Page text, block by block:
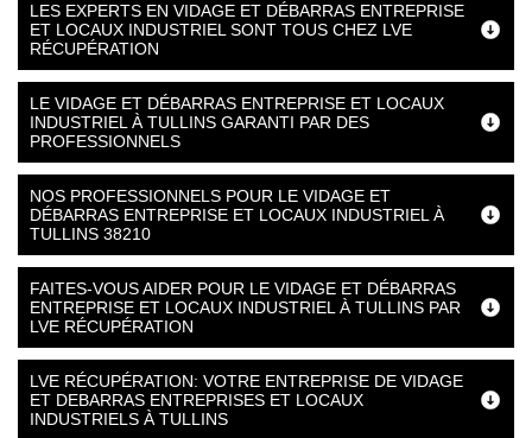
LES EXPERTS EN VIDAGE ET DÉBARRAS ENTREPRISE
ET LOCAUX INDUSTRIEL SONT TOUS CHEZ LVE
RÉCUPÉRATION
LE VIDAGE ET DÉBARRAS ENTREPRISE ET LOCAUX
INDUSTRIEL À TULLINS GARANTI PAR DES
PROFESSIONNELS
NOS PROFESSIONNELS POUR LE VIDAGE ET
DÉBARRAS ENTREPRISE ET LOCAUX INDUSTRIEL À
TULLINS 38210
FAITES-VOUS AIDER POUR LE VIDAGE ET DÉBARRAS
ENTREPRISE ET LOCAUX INDUSTRIEL À TULLINS PAR
LVE RÉCUPÉRATION
LVE RÉCUPÉRATION: VOTRE ENTREPRISE DE VIDAGE
ET DEBARRAS ENTREPRISES ET LOCAUX
INDUSTRIELS À TULLINS